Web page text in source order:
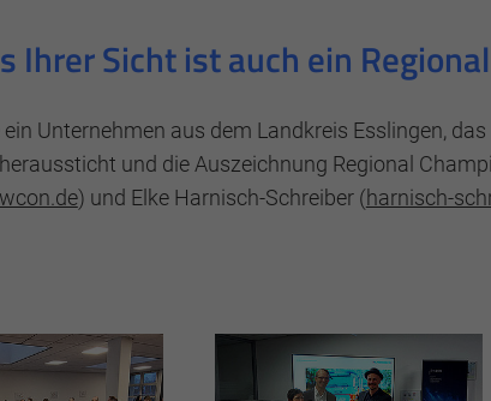
Ihrer Sicht ist auch ein
ein Unternehmen aus dem Landkreis Esslingen,
und die Auszeichnung Regional
) und Elke Harnisch-Schreiber (harnisch-